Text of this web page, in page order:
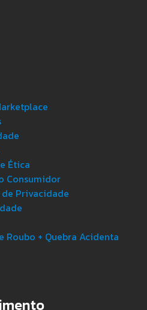
Ética
Consumidor
de Privacidade
Roubo + Quebra Acidenta